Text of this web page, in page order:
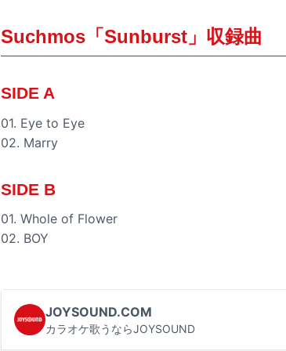
Suchmos「Sunburst」収録曲
SIDE A
01. Eye to Eye
02. Marry
SIDE B
01. Whole of Flower
02. BOY
JOYSOUND.COM
カラオケ歌うならJOYSOUND